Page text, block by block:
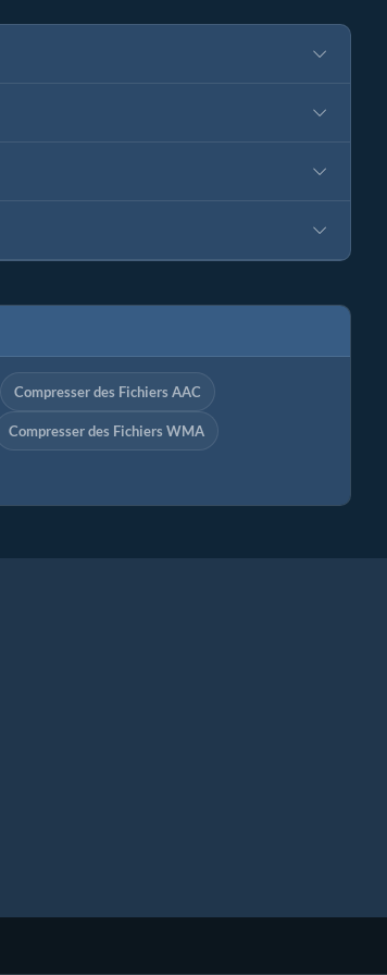
Compresser des Fichiers AAC
Compresser des Fichiers WMA